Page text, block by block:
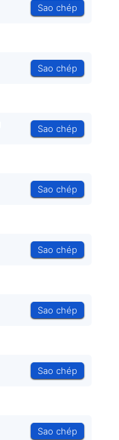
Sao chép
Sao chép
Sao chép
Sao chép
Sao chép
Sao chép
Sao chép
Sao chép